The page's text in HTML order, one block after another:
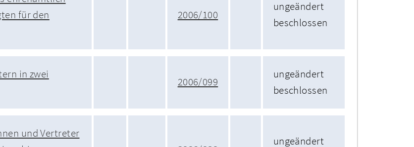
für den
2006/100
ungeändert
beschlossen
in zwei
2006/099
ungeändert
beschlossen
und Vertreter
ungeändert